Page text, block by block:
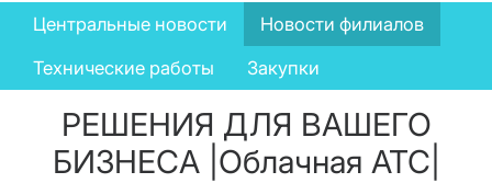
News
menu
Центральные новости
Новости филиалов
Технические работы
Закупки
РЕШЕНИЯ ДЛЯ ВАШЕГО
БИЗНЕСА |Облачная АТС|